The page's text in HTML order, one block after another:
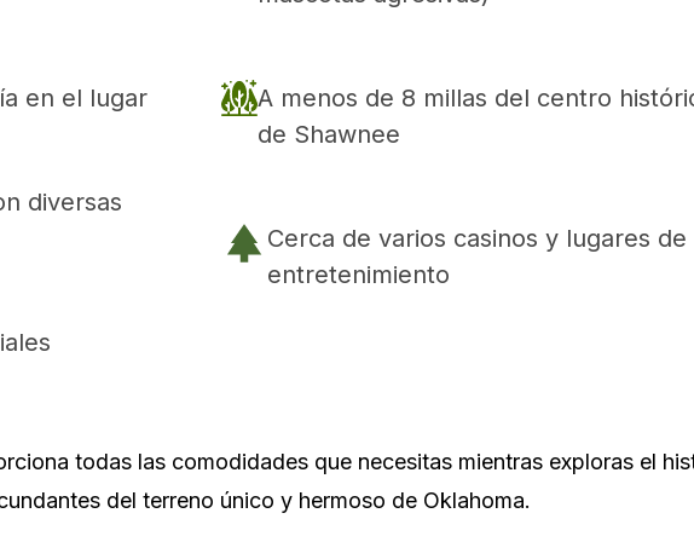
en el lugar
diversas
A menos de 8 millas del centro
de Shawnee
Cerca de varios casinos y lugares de
entretenimiento
todas las comodidades que necesitas mientras exploras el
del terreno único y hermoso de Oklahoma.